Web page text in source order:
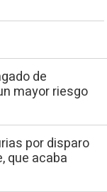
de
mayor riesgo
por disparo
que acaba